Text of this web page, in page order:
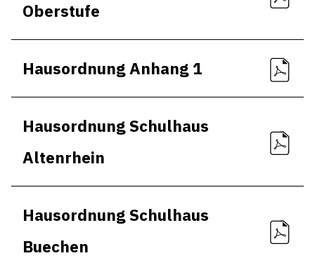
Oberstufe
Hausordnung Anhang 1
Hausordnung Schulhaus
Altenrhein
Hausordnung Schulhaus
Buechen